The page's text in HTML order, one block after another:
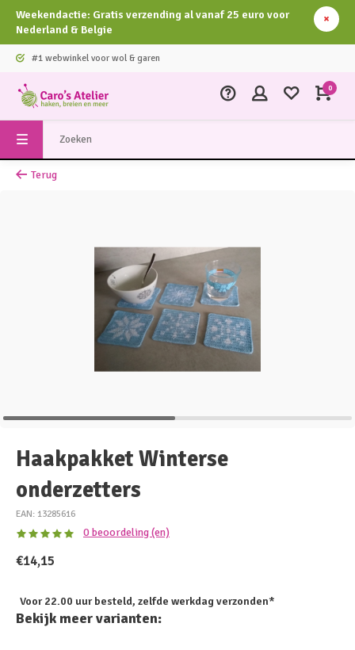
Weekendactie: Gratis verzending al vanaf 25 euro voor
Nederland & Belgie
#1 webwinkel voor wol & garen
0
Terug
Haakpakket Winterse
onderzetters
EAN: 13285616
0 beoordeling (en)
€14,15
Voor 22.00 uur besteld, zelfde werkdag verzonden*
Bekijk meer varianten: